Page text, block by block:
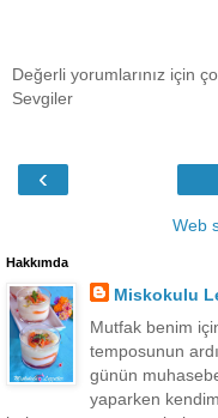
Değerli yorumlarınız için
Sevgiler
‹
Web
Hakkımda
Miskokulu
Mutfak benim
temposunun
günün
yaparken